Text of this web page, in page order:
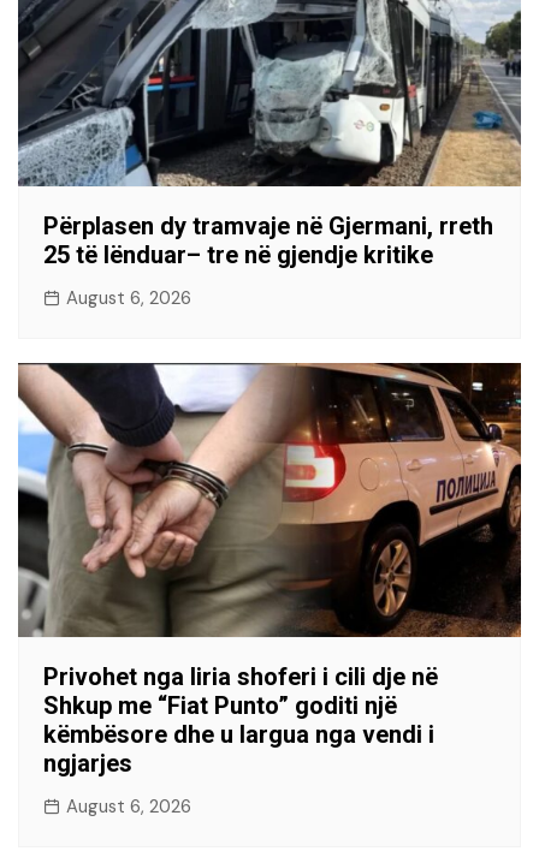
Përplasen dy tramvaje në Gjermani, rreth
25 të lënduar– tre në gjendje kritike
August 6, 2026
Privohet nga liria shoferi i cili dje në
Shkup me “Fiat Punto” goditi një
këmbësore dhe u largua nga vendi i
ngjarjes
August 6, 2026